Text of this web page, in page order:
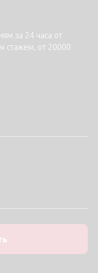
за 24 часа от
стажем, от 20000
надежный партнер!